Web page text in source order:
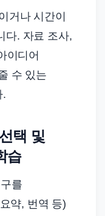
거나 시간이
다. 자료 조사,
이디어
수 있는
.
택 및
습
를
약, 번역 등)